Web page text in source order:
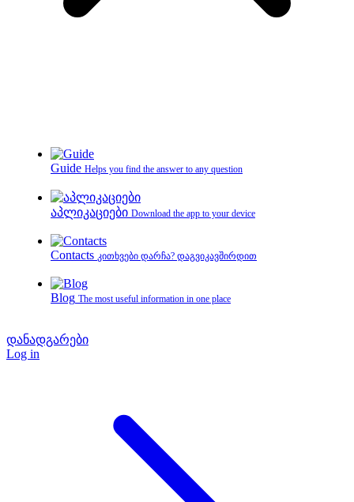
Guide Helps you find the answer to any question
აპლიკაციები Download the app to your device
Contacts კითხვები დარჩა? დაგვიკავშირდით
Blog The most useful information in one place
დანადგარები
Log in